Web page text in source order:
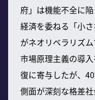
府」は機能不全に
経済を委ねる「小
がネオリベラリズ
市場原理主義の導
復に寄与したが、
側面が深刻な格差社